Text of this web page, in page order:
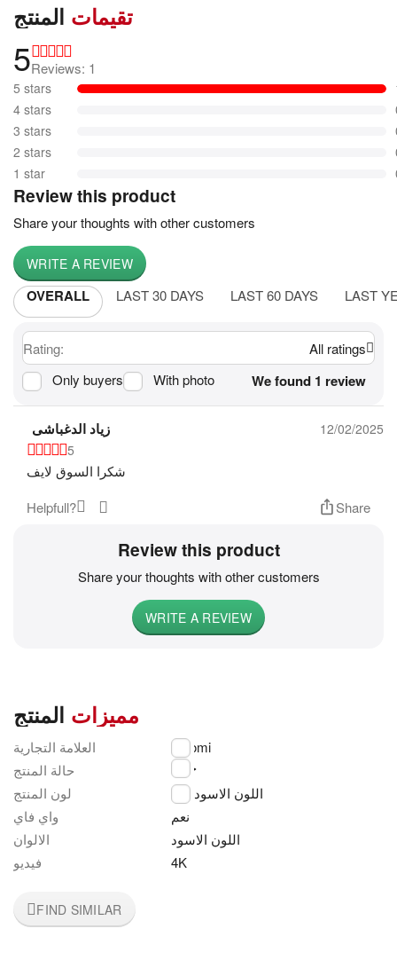
تقيمات المنتج
5Reviews: 1
5 stars
4 stars
3 stars
2 stars
1 star
Review this product
Share your thoughts with other customers
WRITE A REVIEW
OVERALL LAST 30 DAYS LAST 60 DAYS LAST
Rating:
All ratings
Only buyers
With photo We found 1 review
زياد الدغباشى
12/02/2025
5
شكرا السوق لايف
Helpfull?
Share
Review this product
Share your thoughts with other customers
WRITE A REVIEW
مميزات المنتج
العلامة التجارية
Xiaomi
حالة المنتج
جديد
لون المنتج
اللون الاسود
واي فاي
نعم
الالوان
اللون الاسود
فيديو
4K
FIND SIMILAR